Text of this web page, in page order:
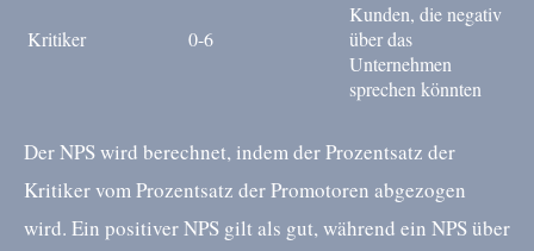
Kritiker 0-6
Kunden, die negativ
über das
Unternehmen
sprechen könnten
Der NPS wird berechnet, indem der Prozentsatz der
Kritiker vom Prozentsatz der Promotoren abgezogen
wird. Ein positiver NPS gilt als gut, während ein NPS über